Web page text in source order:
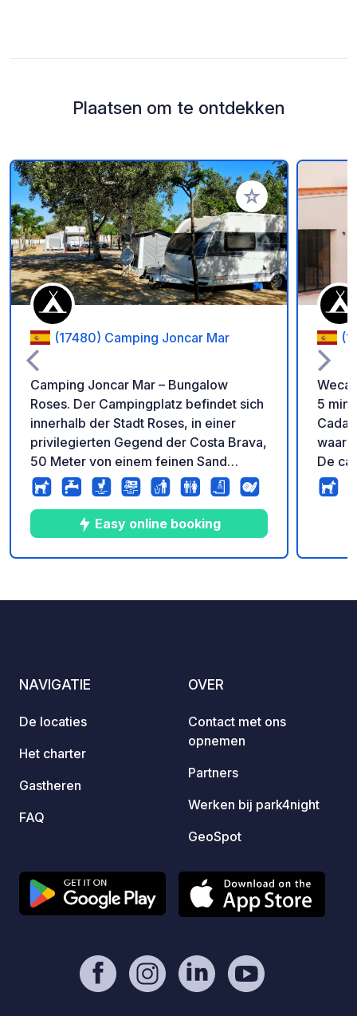
Plaatsen om te ontdekken
Voeg toe aan je
(17480) Camping Joncar Mar
Camping Joncar Mar – Bungalow
Roses. Der Campingplatz befindet sich
innerhalb der Stadt Roses, in einer
privilegierten Gegend der Costa Brava,
50 Meter von einem feinen Sand
Strand. Ob im Caravan oder im Zelt –
bergseitig oder seeseitig – bei uns sind
Sie in bester Gesellschaft. Der
Camping Joncar Mar hatt einfach alles,
damit sich ihre Familie rund um die Uhr
Easy online booking
5
waar
De
NAVIGATIE
De locaties
Het charter
Gastheren
FAQ
OVER
Contact met ons
opnemen
Partners
Werken bij park4night
GeoSpot